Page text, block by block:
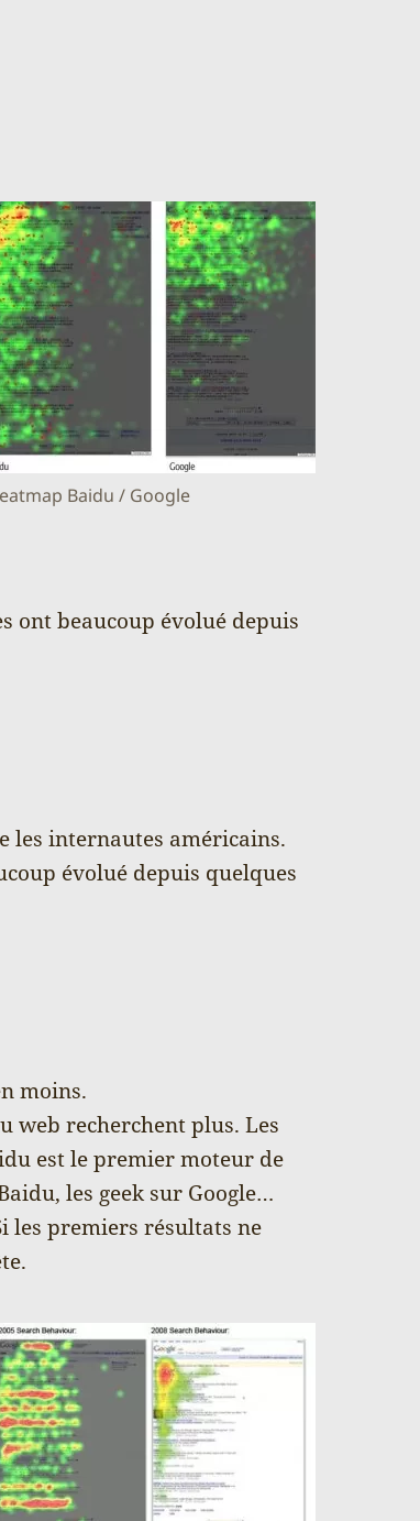
Baidu / Google
ont beaucoup évolué depuis
les internautes américains.
évolué depuis quelques
moins.
web recherchent plus. Les
est le premier moteur de
les geek sur Google…
les premiers résultats ne